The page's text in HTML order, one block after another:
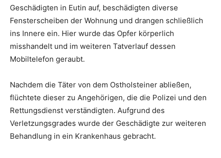
Geschädigten in Eutin auf, beschädigten diverse
Fensterscheiben der Wohnung und drangen schließlich
ins Innere ein. Hier wurde das Opfer körperlich
misshandelt und im weiteren Tatverlauf dessen
Mobiltelefon geraubt.
Nachdem die Täter von dem Ostholsteiner abließen,
flüchtete dieser zu Angehörigen, die die Polizei und den
Rettungsdienst verständigten. Aufgrund des
Verletzungsgrades wurde der Geschädigte zur weiteren
Behandlung in ein Krankenhaus gebracht.